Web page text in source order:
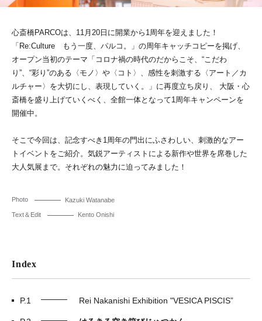
心斎橋PARCOは、11月20日に開業から1周年を迎えました！
「Re:Culture もう一度、パルコ。」の周年キャッチコピーを掲げ、
オープン当初のテーマ「コロナ禍の時代のだからこそ、“こだわ
り”、“彩り”のある〈モノ〉や〈コト〉、感性を刺激する〈アート／カ
ルチャー〉を大切にし、表現していく。」に再度立ち戻り、 大阪・心
斎橋を盛り上げていくべく、全館一体となって1周年キャンペーンを
開催中。
そこで今回は、記念すべき1周年の門出にふさわしい、刺激的なアー
トイベントをご紹介。気鋭アーティストによる新作や世界を席巻した
大人気展まで。それぞれの魅力に迫ってみました！
Photo Kazuki Watanabe
Text＆Edit Kento Onishi
Index
P.1 Rei Nakanishi Exhibition "VESICA PISCIS”